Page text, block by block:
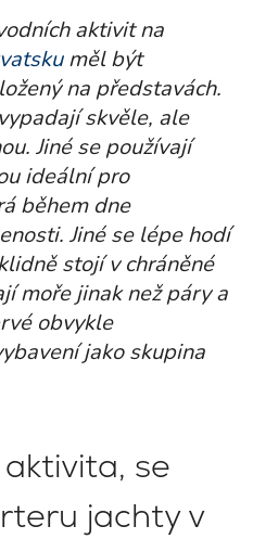
aktivit na
měl být
na představách.
skvěle, ale
Jiné se používají
ideální pro
během dne
Jiné se lépe hodí
stojí v chráněné
moře jinak než páry a
obvykle
jako skupina
se
jachty v